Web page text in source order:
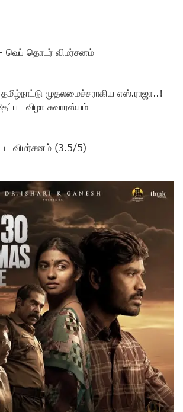
வெப் தொடர் விமர்சனம்
முதலமைச்சராகிய எஸ்.ராஜா..!
பட விழா சுவாரஸ்யம்
விமர்சனம் (3.5/5)